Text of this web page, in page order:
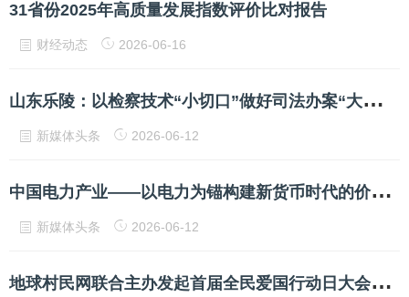
31省份2025年高质量发展指数评价比对报告
财经动态 2026-06-16
山
东乐陵：以检察技术“小切口”做好司法办案“大文章”
新媒体头条 2026-06-12
中
国电力产业——以电力为锚构建新货币时代的价值基础
新媒体头条 2026-06-12
地
球村民网联合主办发起首届全民爱国行动日大会实况报道（网事记忆）